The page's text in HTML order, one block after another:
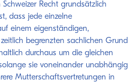
Recht grundsätzlich
dass jede einzelne
einem eigenständigen,
begrenzten sachlichen Grund
durchaus um die gleichen
sie voneinander unabhängig
Mutterschaftsvertretungen in